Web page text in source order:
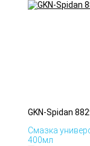
GKN-Spidan
Смазка
400мл